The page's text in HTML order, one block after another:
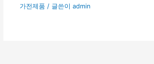
가전제품 / 글쓴이admin